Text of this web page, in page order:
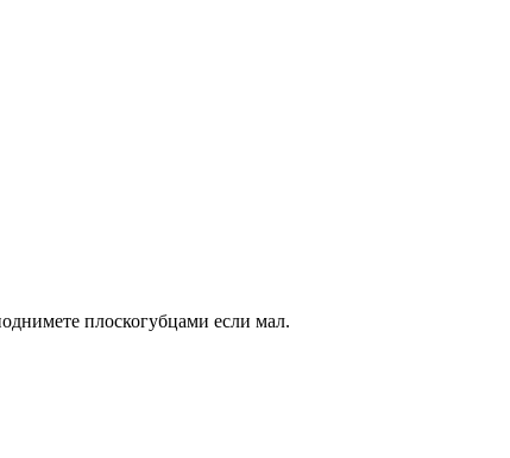
плоскогубцами если мал.